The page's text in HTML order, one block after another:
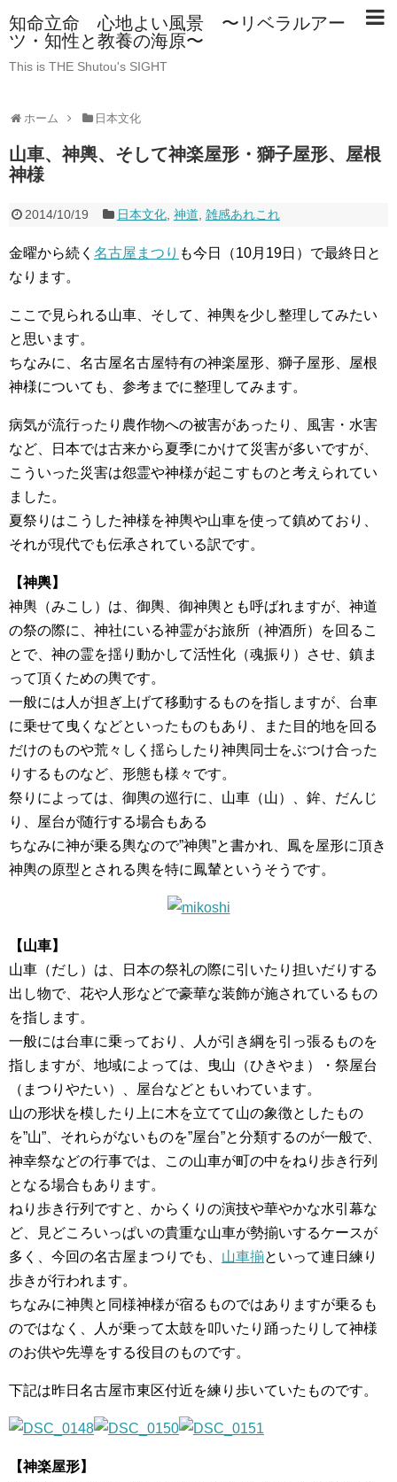
知命立命 心地よい風景 〜リベラルアー
ツ・知性と教養の海原〜
This is THE Shutou's SIGHT
ホーム 日本文化
山車、神輿、そして神楽屋形・獅子屋形、屋根
神様
2014/10/19 日本文化, 神道 雑感あれこれ
金曜から続く 名古屋まつり も今日（10月19日）で最終日と
なります。
ここで見られる山車、そして、神輿を少し整理してみたい
と思います。
ちなみに、名古屋名古屋特有の神楽屋形、獅子屋形、屋根
神様についても、参考までに整理してみます。
病気が流行ったり農作物への被害があったり、風害・水害
など、日本では古来から夏季にかけて災害が多いですが、
こういった災害は怨霊や神様が起こすものと考えられてい
ました。
夏祭りはこうした神様を神輿や山車を使って鎮めており、
それが現代でも伝承されている訳です。
【神輿】
神輿（みこし）は、御輿、御神輿とも呼ばれますが、神道
の祭の際に、神社にいる神霊がお旅所（神酒所）を回るこ
とで、神の霊を揺り動かして活性化（魂振り）させ、鎮ま
って頂くための輿です。
一般には人が担ぎ上げて移動するものを指しますが、台車
に乗せて曳くなどといったものもあり、また目的地を回る
だけのものや荒々しく揺らしたり神輿同士をぶつけ合った
りするものなど、形態も様々です。
祭りによっては、御輿の巡行に、山車（山）、鉾、だんじ
り、屋台が随行する場合もある
ちなみに神が乗る輿なので”神輿”と書かれ、鳳を屋形に頂き
神輿の原型とされる輿を特に鳳輦というそうです。
【山車】
山車（だし）は、日本の祭礼の際に引いたり担いだりする
出し物で、花や人形などで豪華な装飾が施されているもの
を指します。
一般には台車に乗っており、人が引き綱を引っ張るものを
指しますが、地域によっては、曳山（ひきやま）・祭屋台
（まつりやたい）、屋台などともいわています。
山の形状を模したり上に木を立てて山の象徴としたもの
を”山”、それらがないものを”屋台”と分類するのが一般で、
神幸祭などの行事では、この山車が町の中をねり歩き行列
となる場合もあります。
ねり歩き行列ですと、からくりの演技や華やかな水引幕な
ど、見どころいっぱいの貴重な山車が勢揃いするケースが
多く、今回の名古屋まつりでも、 山車揃といって連日練り
歩きが行われます。
ちなみに神輿と同様神様が宿るものではありますが乗るも
のではなく、人が乗って太鼓を叩いたり踊ったりして神様
のお供や先導をする役目のものです。
下記は昨日名古屋市東区付近を練り歩いていたものです。
【神楽屋形】